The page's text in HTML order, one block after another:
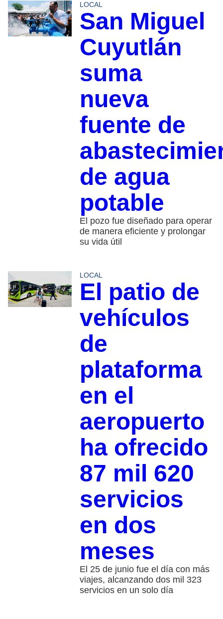
LOCAL
San Miguel
Cuyutlán
suma
nueva
fuente de
de agua
potable
El pozo fue diseñado para operar
de manera eficiente y prolongar
su vida útil
LOCAL
El patio de
vehículos
de
plataforma
en el
aeropuerto
ha ofrecido
87 mil 620
servicios
en dos
meses
El 25 de junio fue el día con más
viajes, alcanzando dos mil 323
servicios en un solo día